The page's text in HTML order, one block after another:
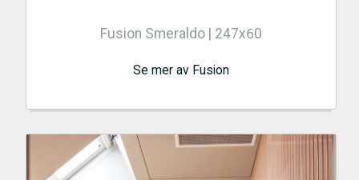
Fusion Smeraldo | 247x60
Se mer av Fusion